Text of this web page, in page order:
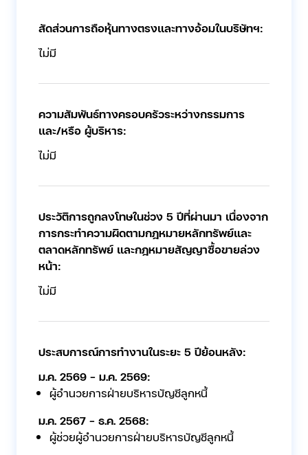
สัดส่วนการถือหุ้นทางตรงและทางอ้อมในบริษัทฯ:
ไม่มี
ความสัมพันธ์ทางครอบครัวระหว่างกรรมการ
และ/หรือ ผู้บริหาร:
ไม่มี
ประวัติการถูกลงโทษในช่วง 5 ปีที่ผ่านมา เนื่องจาก
การกระทำความผิดตามกฎหมายหลักทรัพย์และ
ตลาดหลักทรัพย์ และกฎหมายสัญญาซื้อขายล่วง
หน้า:
ไม่มี
ประสบการณ์การทำงานในระยะ 5 ปีย้อนหลัง:
ม.ค. 2569 - ม.ค. 2569:
ผู้อำนวยการฝ่ายบริหารบัญชีลูกหนี้
ม.ค. 2567 - ธ.ค. 2568:
ผู้ช่วยผู้อำนวยการฝ่ายบริหารบัญชีลูกหนี้